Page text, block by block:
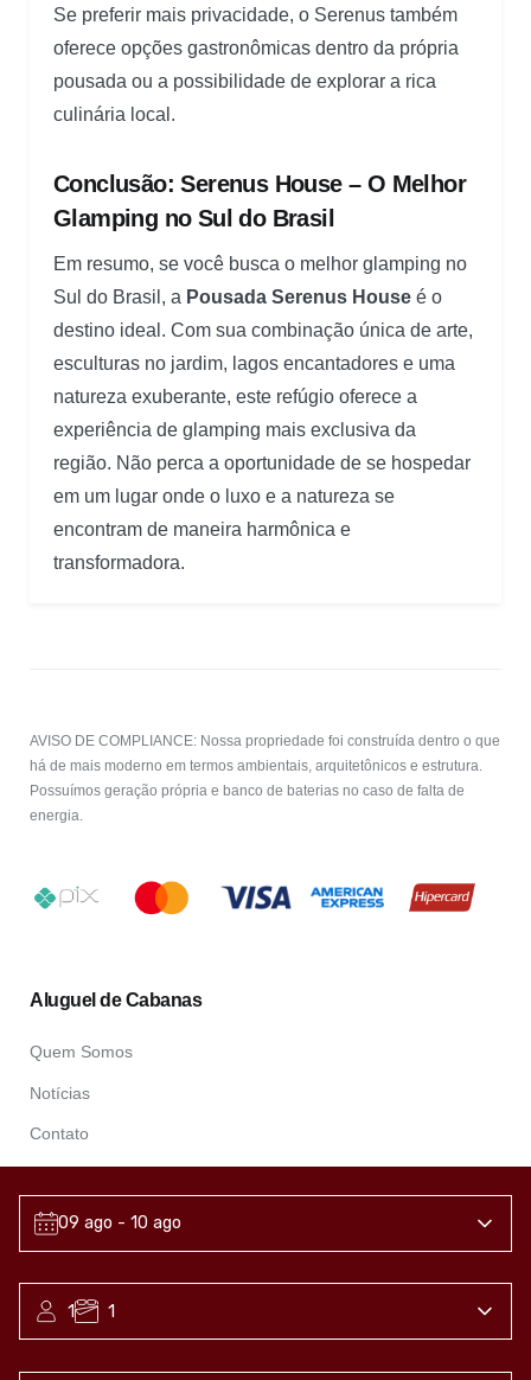
Se preferir mais privacidade, o Serenus também
oferece opções gastronômicas dentro da própria
pousada ou a possibilidade de explorar a rica
culinária local.
Conclusão: Serenus House – O Melhor
Glamping no Sul do Brasil
Em resumo, se você busca o melhor glamping no
Sul do Brasil, a Pousada Serenus House é o
destino ideal. Com sua combinação única de arte,
esculturas no jardim, lagos encantadores e uma
natureza exuberante, este refúgio oferece a
experiência de glamping mais exclusiva da
região. Não perca a oportunidade de se hospedar
em um lugar onde o luxo e a natureza se
encontram de maneira harmônica e
transformadora.
AVISO DE COMPLIANCE: Nossa propriedade foi construída dentro o que
há de mais moderno em termos ambientais, arquitetônicos e estrutura.
Possuímos geração própria e banco de baterias no caso de falta de
energia.
Aluguel de Cabanas
Quem Somos
Notícias
Contato
Contatos
serenushouse@gmail.com
09 ago - 10 ago
1 1